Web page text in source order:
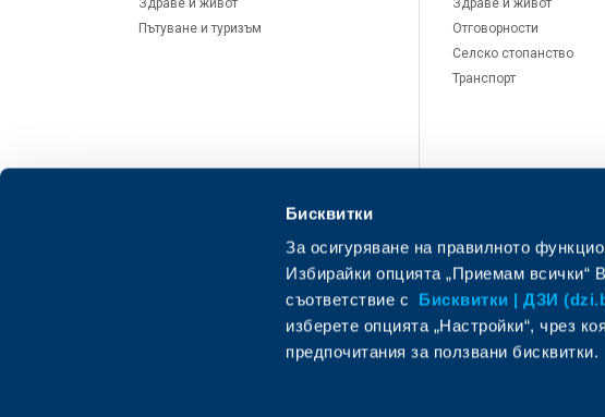
Бисквитки
За осигуряване на правилното
Избирайки опцията „Приемам всички“
съответствие с Бисквитки | ДЗИ
изберете опцията „Настройки“, чрез
предпочитания за ползвани бисквитки.
Здраве и живот
Пътуване и туризъм
Здраве и живот
Отговорности
Селско стопанство
Транспорт